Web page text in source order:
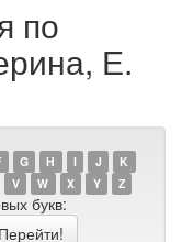
по
Е.
G H I J
K
V W X Y Z
букв: